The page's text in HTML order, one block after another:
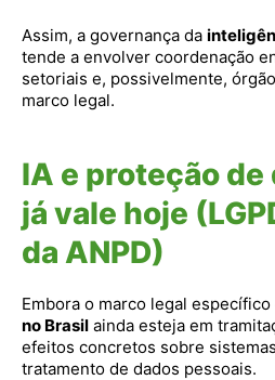
Assim, a governança da
tende a envolver coordenação
setoriais e, possivelmente,
marco legal.
IA e proteção de
já vale hoje
da ANPD)
Embora o marco legal específico
no Brasil ainda esteja em
efeitos concretos sobre
tratamento de dados pessoais.